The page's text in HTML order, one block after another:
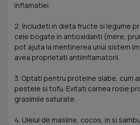
inflamatiei.
2. Includeti in dieta fructe si legume
cele bogate in antioxidanti (mere,
pot ajuta la mentinerea unui sistem
avea proprietati antiinflamatorii.
3. Optati pentru proteine slabe, cum
pestele si tofu. Evitati carnea rosie
grasimile saturate.
4. Uleiul de masline, cocos, in si